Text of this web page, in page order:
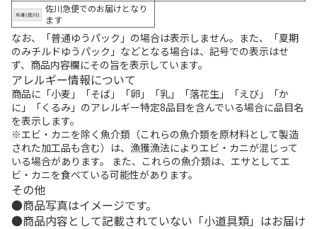
佐川急便でのお届けとなり
ます
なお、「普通ゆうパック」の場合は表示しません。また、「夏期
のみチルドゆうパック」などとなる場合は、記号での表示はせ
ず、商品内容欄にその旨を表示しています。
アレルギー情報について
商品に「小麦」「そば」「卵」「乳」「落花生」「えび」「か
に」「くるみ」のアレルギー特定8品目を含んでいる場合に品目名
を表示します。
※エビ・カニを除く魚介類（これらの魚介類を原材料として製造
された加工品も含む）は、漁獲漁法によりエビ・カニが混じって
いる場合があります。 また、これらの魚介類は、エサとしてエ
ビ・カニを食べている可能性があります。
その他
商品写真はイメージです。
商品内容として記載されていない「小道具類」はお届け